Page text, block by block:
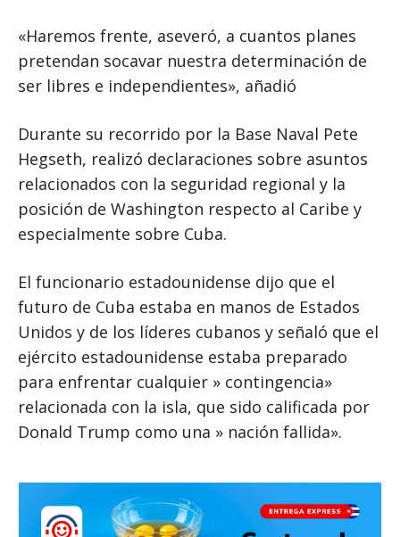
«Haremos frente, aseveró, a cuantos planes
pretendan socavar nuestra determinación de
ser libres e independientes», añadió
Durante su recorrido por la Base Naval Pete
Hegseth, realizó declaraciones sobre asuntos
relacionados con la seguridad regional y la
posición de Washington respecto al Caribe y
especialmente sobre Cuba.
El funcionario estadounidense dijo que el
futuro de Cuba estaba en manos de Estados
Unidos y de los líderes cubanos y señaló que el
ejército estadounidense estaba preparado
para enfrentar cualquier » contingencia»
relacionada con la isla, que sido calificada por
Donald Trump como una » nación fallida».